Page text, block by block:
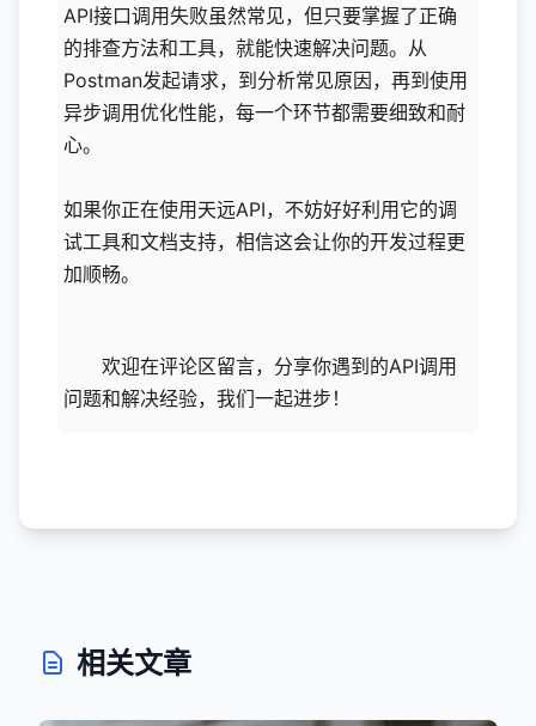
API接口调用失败虽然常见，但只要掌握了正确
的排查方法和工具，就能快速解决问题。从
Postman发起请求，到分析常见原因，再到使用
异步调用优化性能，每一个环节都需要细致和耐
心。
如果你正在使用天远API，不妨好好利用它的调
试工具和文档支持，相信这会让你的开发过程更
加顺畅。
欢迎在评论区留言，分享你遇到的API调用
问题和解决经验，我们一起进步！
相关文章